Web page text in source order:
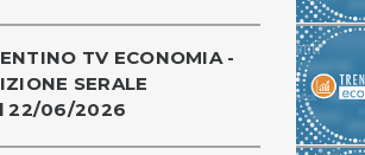
TV ECONOMIA -
SERALE
22/06/2026